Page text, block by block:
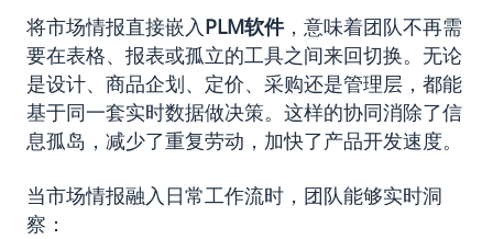
将市场情报直接嵌入PLM软件，意味着团队不再需
要在表格、报表或孤立的工具之间来回切换。无论
是设计、商品企划、定价、采购还是管理层，都能
基于同一套实时数据做决策。这样的协同消除了信
息孤岛，减少了重复劳动，加快了产品开发速度。
当市场情报融入日常工作流时，团队能够实时洞
察：